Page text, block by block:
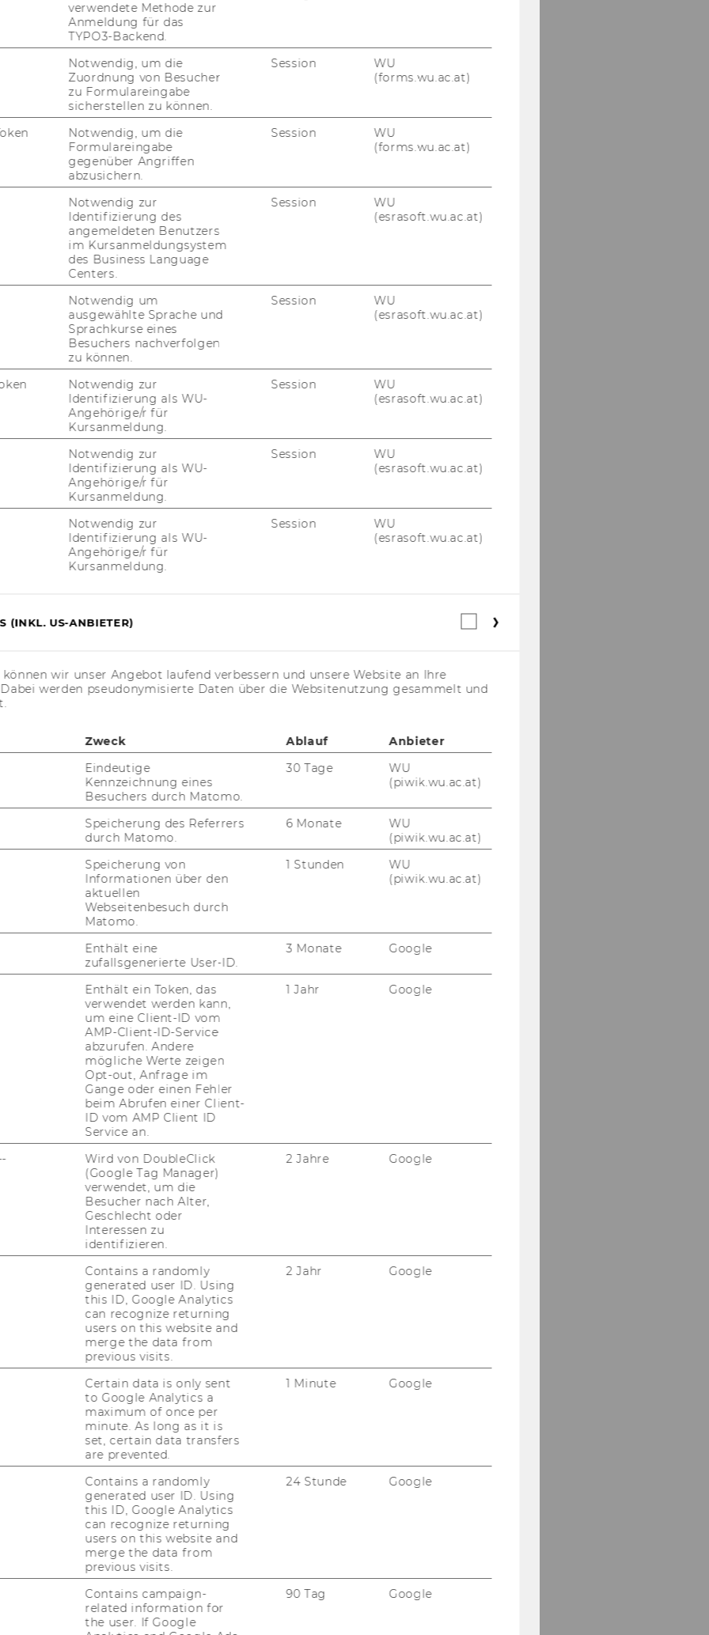
Uni­ver­si­tä­ten aus Bu­da­pest, Kap­stadt,
Rom, Os­na­brück, Paris I Panthéon-​
Upp­sa­la, Va­len­cia, War­schau, Til­burg,
und die WU Wien.
Win­ter­cour­se 2027 lau­tet: „Li­ber­ty,
in do­mestic tax sys­tems and in­ter­na­
Er­fah­rung
Be­treu­ung und pro­fes­sio­nel­les
und Pro­fes­so­ren von füh­ren­
mit eu­ro­päi­schem und in­ter­na­tio­
in eng­li­scher Spra­che
Netz­werks
Be­wer­bung mit allen Nach­wei­sen über
Prü­fun­gen per E-​Mail an:
width="640" height="360"
Embed.aspx?
if­rame>
in Vi­en­na
verwendete Methode zur
Anmeldung für das
TYPO3-Backend.
Notwendig, um die
Zuordnung von Besucher
zu Formulareingabe
sicherstellen zu können.
Session
WU
(forms.wu.ac.at)
Notwendig, um die
Formulareingabe
gegenüber Angriffen
abzusichern.
Session
WU
(forms.wu.ac.at)
Notwendig zur
Identifizierung des
angemeldeten Benutzers
im Kursanmeldungsystem
des Business Language
Centers.
Session
WU
(esrasoft.wu.ac.at)
Notwendig um
ausgewählte Sprache und
Sprachkurse eines
Besuchers nachverfolgen
zu können.
Session
WU
(esrasoft.wu.ac.at)
Notwendig zur
Identifizierung als WU-
Angehörige/r für
Kursanmeldung.
Session
WU
(esrasoft.wu.ac.at)
Notwendig zur
Identifizierung als WU-
Angehörige/r für
Kursanmeldung.
Session
WU
(esrasoft.wu.ac.at)
Notwendig zur
Identifizierung als WU-
Angehörige/r für
Kursanmeldung.
Session
WU
(esrasoft.wu.ac.at)
(INKL. US-ANBIETER)
Webstatistik
wir unser Angebot laufend verbessern und unsere Website an Ihre
werden pseudonymisierte Daten über die Websitenutzung gesammelt und
Zweck Ablauf
Anbieter
Eindeutige
Kennzeichnung eines
Besuchers durch Matomo.
30 Tage
WU
(piwik.wu.ac.at)
Speicherung des Referrers
durch Matomo.
6 Monate
WU
(piwik.wu.ac.at)
Speicherung von
Informationen über den
aktuellen
Webseitenbesuch durch
Matomo.
1 Stunden
WU
(piwik.wu.ac.at)
Enthält eine
zufallsgenerierte User-ID.
3 Monate Google
Enthält ein Token, das
verwendet werden kann,
um eine Client-ID vom
AMP-Client-ID-Service
abzurufen. Andere
mögliche Werte zeigen
Opt-out, Anfrage im
Gange oder einen Fehler
beim Abrufen einer Client-
ID vom AMP Client ID
Service an.
1 Jahr Google
Wird von DoubleClick
(Google Tag Manager)
verwendet, um die
Besucher nach Alter,
Geschlecht oder
Interessen zu
identifizieren.
2 Jahre Google
Contains a randomly
generated user ID. Using
this ID, Google Analytics
can recognize returning
users on this website and
merge the data from
previous visits.
2 Jahr Google
Certain data is only sent
to Google Analytics a
maximum of once per
minute. As long as it is
set, certain data transfers
are prevented.
1 Minute Google
Contains a randomly
generated user ID. Using
this ID, Google Analytics
can recognize returning
users on this website and
merge the data from
previous visits.
24 Stunde Google
Contains campaign-
related information for
the user. If Google
90 Tag Google